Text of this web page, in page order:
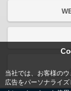
当社では、お客様の
広告をパーソナライ